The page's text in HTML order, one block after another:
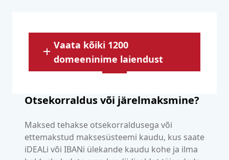
Vaata kõiki 1200
domeeninime laiendust
Otsekorraldus või järelmaksmine?
Maksed tehakse otsekorraldusega või
ettemakstud maksesüsteemi kaudu, kus saate
iDEALi või IBANi ülekande kaudu kohe ja ilma